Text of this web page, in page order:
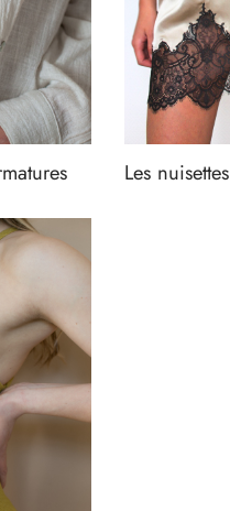
Les nuisettes